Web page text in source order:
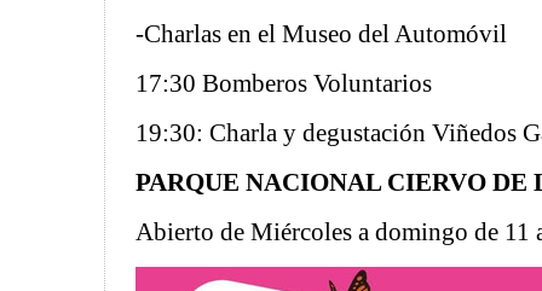
-Charlas en el Museo del Automóvil
17:30 Bomberos Voluntarios
19:30: Charla y degustación Viñedos
PARQUE NACIONAL CIERVO DE
Abierto de Miércoles a domingo de 11